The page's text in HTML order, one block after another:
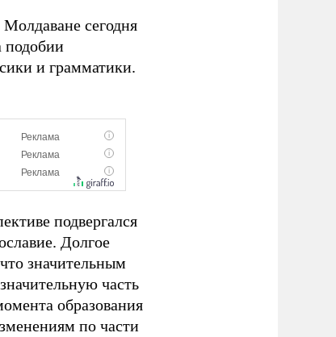
сегодня
подобии
и грамматики.
подвергался
Долгое
значительным
часть
образования
по части